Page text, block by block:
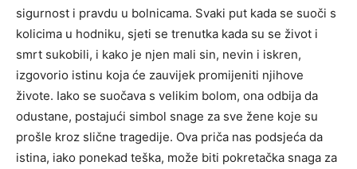
sigurnost i pravdu u bolnicama. Svaki put kada se suoči s
kolicima u hodniku, sjeti se trenutka kada su se život i
smrt sukobili, i kako je njen mali sin, nevin i iskren,
izgovorio istinu koja će zauvijek promijeniti njihove
živote. Iako se suočava s velikim bolom, ona odbija da
odustane, postajući simbol snage za sve žene koje su
prošle kroz slične tragedije. Ova priča nas podsjeća da
istina, iako ponekad teška, može biti pokretačka snaga za